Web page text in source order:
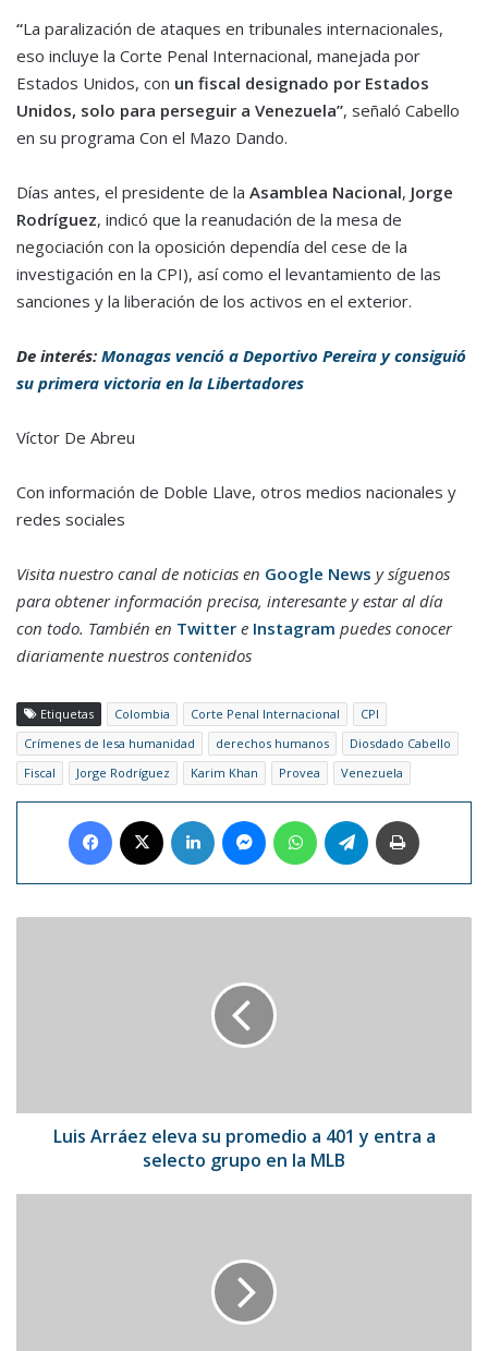
“La paralización de ataques en tribunales internacionales,
eso incluye la Corte Penal Internacional, manejada por
Estados Unidos, con un fiscal designado por Estados
Unidos, solo para perseguir a Venezuela”, señaló Cabello
en su programa Con el Mazo Dando.
Días antes, el presidente de la Asamblea Nacional, Jorge
Rodríguez, indicó que la reanudación de la mesa de
negociación con la oposición dependía del cese de la
investigación en la CPI), así como el levantamiento de las
sanciones y la liberación de los activos en el exterior.
De interés: Monagas venció a Deportivo Pereira y consiguió
su primera victoria en la Libertadores
Víctor De Abreu
Con información de Doble Llave, otros medios nacionales y
redes sociales
Visita nuestro canal de noticias en Google News y síguenos
para obtener información precisa, interesante y estar al día
con todo. También en Twitter e Instagram puedes conocer
diariamente nuestros contenidos
Etiquetas Colombia Corte Penal Internacional
CPI
Crímenes de lesa humanidad
derechos humanos
Diosdado Cabello
Fiscal
Jorge Rodríguez Karim Khan Provea Venezuela
Facebook LinkedIn MessengerWhatsAppTelegram
entra
Luis Arráez eleva su promedio a 401 y entra a
selecto grupo en la MLB